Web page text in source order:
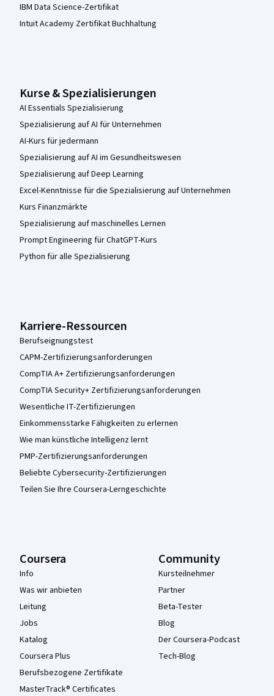
IBM Data Science-Zertifikat
Intuit Academy Zertifikat Buchhaltung
Kurse & Spezialisierungen
AI Essentials Spezialisierung
Spezialisierung auf AI für Unternehmen
AI-Kurs für jedermann
Spezialisierung auf AI im Gesundheitswesen
Spezialisierung auf Deep Learning
Excel-Kenntnisse für die Spezialisierung auf Unternehmen
Kurs Finanzmärkte
Spezialisierung auf maschinelles Lernen
Prompt Engineering für ChatGPT-Kurs
Python für alle Spezialisierung
Karriere-Ressourcen
Berufseignungstest
CAPM-Zertifizierungsanforderungen
CompTIA A+ Zertifizierungsanforderungen
CompTIA Security+ Zertifizierungsanforderungen
Wesentliche IT-Zertifizierungen
Einkommensstarke Fähigkeiten zu erlernen
Wie man künstliche Intelligenz lernt
PMP-Zertifizierungsanforderungen
Beliebte Cybersecurity-Zertifizierungen
Teilen Sie Ihre Coursera-Lerngeschichte
Coursera
Info
Was wir anbieten
Leitung
Jobs
Katalog
Coursera Plus
Berufsbezogene Zertifikate
MasterTrack® Certificates
Community
Kursteilnehmer
Partner
Beta-Tester
Blog
Der Coursera-Podcast
Tech-Blog